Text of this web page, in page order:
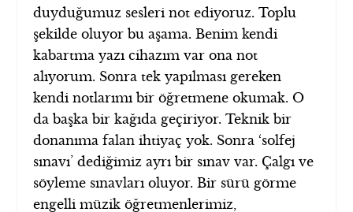
duyduğumuz sesleri not ediyoruz. Toplu
şekilde oluyor bu aşama. Benim kendi
kabartma yazı cihazım var ona not
alıyorum. Sonra tek yapılması gereken
kendi notlarımı bir öğretmene okumak. O
da başka bir kağıda geçiriyor. Teknik bir
donanıma falan ihtiyaç yok. Sonra ‘solfej
sınavı’ dediğimiz ayrı bir sınav var. Çalgı ve
söyleme sınavları oluyor. Bir sürü görme
engelli müzik öğretmenlerimiz,